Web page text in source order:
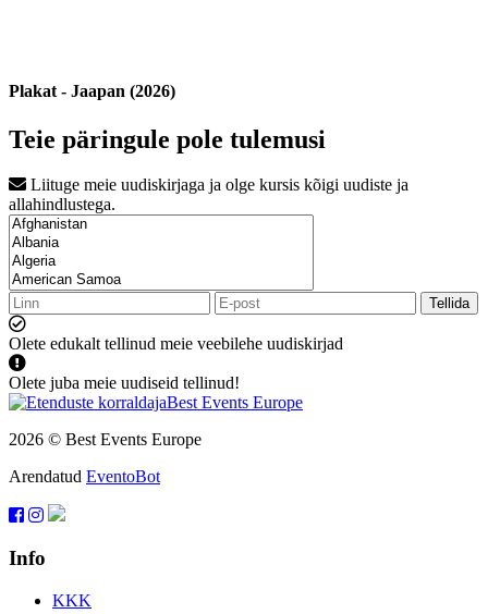
Plakat - Jaapan (2026)
Teie päringule pole tulemusi
Liituge meie uudiskirjaga ja olge kursis kõigi uudiste ja
allahindlustega.
Tellida
Olete edukalt tellinud meie veebilehe uudiskirjad
Olete juba meie uudiseid tellinud!
2026 © Best Events Europe
Arendatud EventoBot
Info
KKK